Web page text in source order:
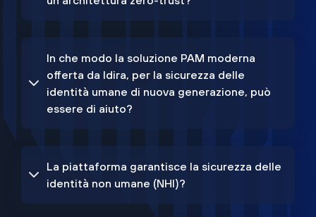
In che modo la soluzione PAM moderna
offerta da Idira, per la sicurezza delle
identità umane di nuova generazione, può
essere di aiuto?
La piattaforma garantisce la sicurezza delle
identità non umane (NHI)?